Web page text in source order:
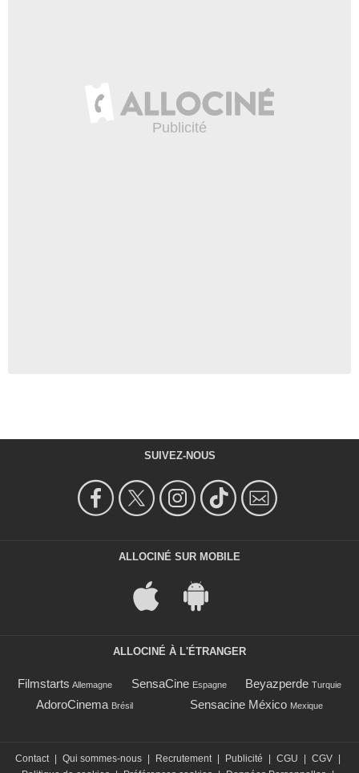
SUIVEZ-NOUS
ALLOCINÉ SUR MOBILE
ALLOCINÉ À L'ÉTRANGER
Filmstarts Allemagne SensaCine Espagne Beyazperde Turquie
AdoroCinema Brésil Sensacine México Mexique
Contact | Qui sommes-nous | Recrutement | Publicité | CGU | CGV |